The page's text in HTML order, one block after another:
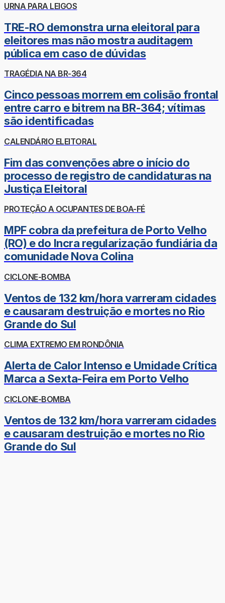
URNA PARA LEIGOS
TRE-RO demonstra urna eleitoral para
eleitores mas não mostra auditagem
pública em caso de dúvidas
TRAGÉDIA NA BR-364
Cinco pessoas morrem em colisão frontal
entre carro e bitrem na BR-364; vítimas
são identificadas
CALENDÁRIO ELEITORAL
Fim das convenções abre o início do
processo de registro de candidaturas na
Justiça Eleitoral
PROTEÇÃO A OCUPANTES DE BOA-FÉ
MPF cobra da prefeitura de Porto Velho
(RO) e do Incra regularização fundiária da
comunidade Nova Colina
CICLONE-BOMBA
Ventos de 132 km/hora varreram cidades
e causaram destruição e mortes no Rio
Grande do Sul
CLIMA EXTREMO EM RONDÔNIA
Alerta de Calor Intenso e Umidade Crítica
Marca a Sexta-Feira em Porto Velho
CICLONE-BOMBA
Ventos de 132 km/hora varreram cidades
e causaram destruição e mortes no Rio
Grande do Sul